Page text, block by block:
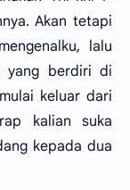
Akan tetapi
lalu
yang berdiri di
keluar dari
kalian suka
kepada dua